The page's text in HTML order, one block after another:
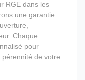
RGE dans les
une garantie
Chaque
pour
de votre